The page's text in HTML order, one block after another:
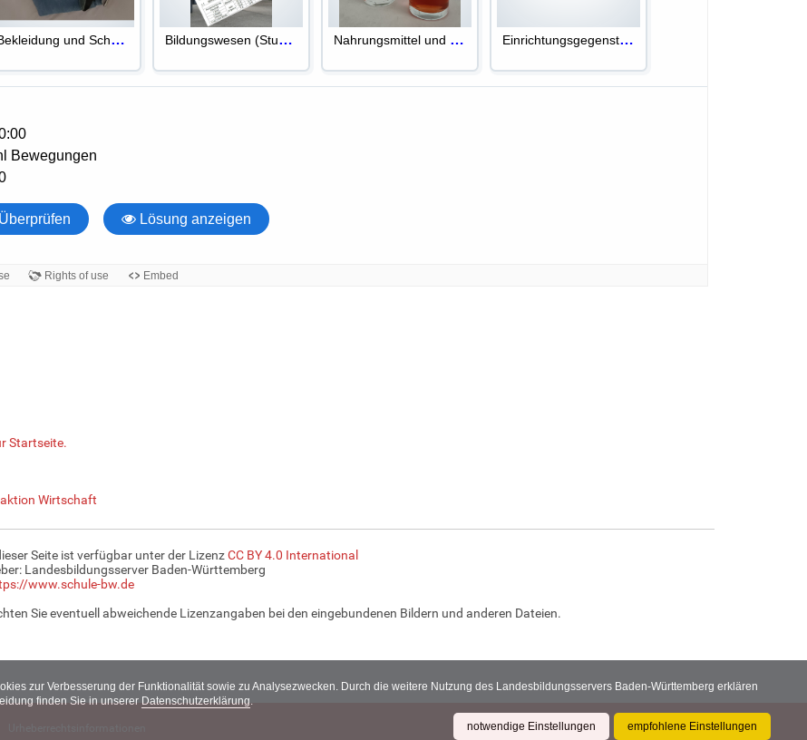
zur Verbesserung der Funktionalität sowie zu Analysezwecken. Durch die weitere Nutzung des Landesbildungsservers Baden-Württemberg erklären
finden Sie in unserer Datenschutzerklärung.
notwendige Einstellungen
empfohlene Einstellungen
Startseite.
Wirtschaft
Seite ist verfügbar unter der LizenzCC BY 4.0 International
Landesbildungsserver Baden-Württemberg
www.schule-bw.de
Sie eventuell abweichende Lizenzangaben bei den eingebundenen Bildern und anderen Dateien.